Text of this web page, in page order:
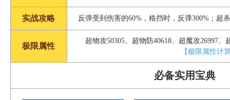
实战攻略 反弹受到伤害的60%，格挡时，反弹300%；超
极限属性
超物攻50305、超物防40618、超魔攻26997、
【极限属性计
必备实用宝典